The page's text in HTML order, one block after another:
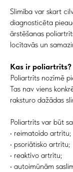
Slimība var skart
diagnosticēta
ārstēšanas
locītavās un
Kas ir poliartrīts?
Poliartrīts nozīmē
Tas nav viens
raksturo dažādas
Poliartrīts var būt
• reimatoīdo artrītu;
• psoriātisko artrītu;
• reaktīvo artrītu;
• autoimūnām